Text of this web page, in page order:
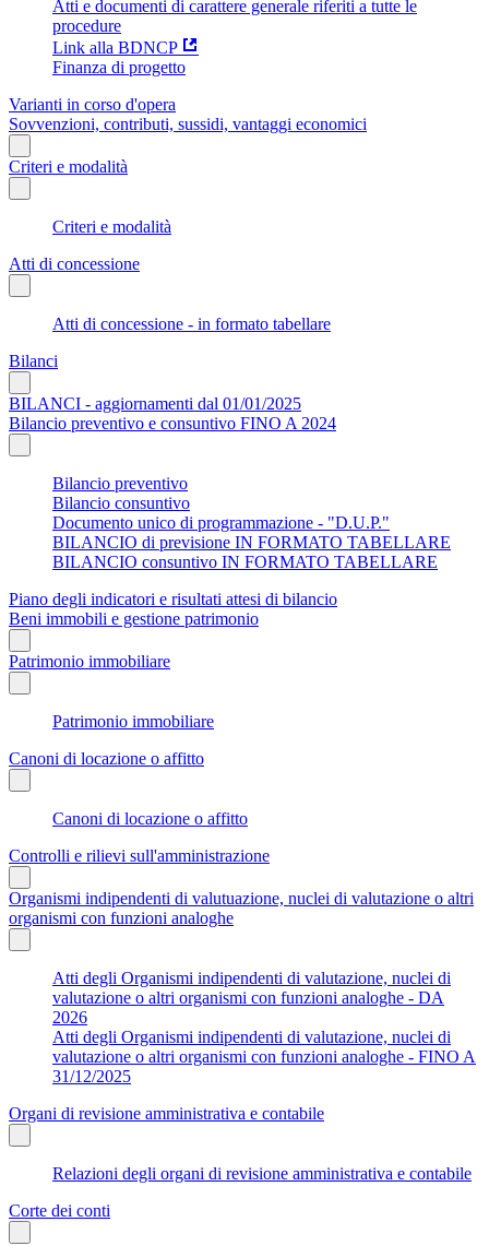
Atti e documenti di carattere generale riferiti a tutte le
procedure
Link alla BDNCP
Finanza di progetto
Varianti in corso d'opera
Sovvenzioni, contributi, sussidi, vantaggi economici
Criteri e modalità
Criteri e modalità
Atti di concessione
Atti di concessione - in formato tabellare
Bilanci
BILANCI - aggiornamenti dal 01/01/2025
Bilancio preventivo e consuntivo FINO A 2024
Bilancio preventivo
Bilancio consuntivo
Documento unico di programmazione - "D.U.P."
BILANCIO di previsione IN FORMATO TABELLARE
BILANCIO consuntivo IN FORMATO TABELLARE
Piano degli indicatori e risultati attesi di bilancio
Beni immobili e gestione patrimonio
Patrimonio immobiliare
Patrimonio immobiliare
Canoni di locazione o affitto
Canoni di locazione o affitto
Controlli e rilievi sull'amministrazione
Organismi indipendenti di valutuazione, nuclei di valutazione o altri
organismi con funzioni analoghe
Atti degli Organismi indipendenti di valutazione, nuclei di
valutazione o altri organismi con funzioni analoghe - DA
2026
Atti degli Organismi indipendenti di valutazione, nuclei di
valutazione o altri organismi con funzioni analoghe - FINO A
31/12/2025
Organi di revisione amministrativa e contabile
Relazioni degli organi di revisione amministrativa e contabile
Corte dei conti